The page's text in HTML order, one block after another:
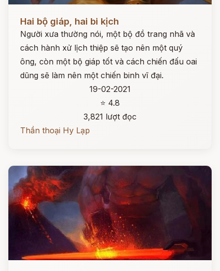
Hai bộ giáp, hai bi kịch
Người xưa thường nói, một bộ đồ trang nhã và
cách hành xử lịch thiệp sẽ tạo nên một quý
ông, còn một bộ giáp tốt và cách chiến đấu oai
dũng sẽ làm nên một chiến binh vĩ đại.
19-02-2021
⭐ 4.8
3,821 lượt đọc
Thần thoại Hy Lạp